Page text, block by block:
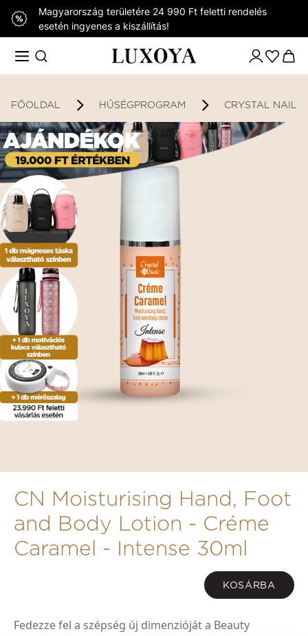
Magyarország területére 24 990 Ft feletti rendelés
esetén ingyenes a kiszállítás!
FŐOLDAL HŰSÉGPROGRAM CRYSTAL NAILS
CN Moisturising Hand, Foot
and Body Lotion - Créme
Caramel - Intense 30ml
KOSÁRBA
Fedezze fel a szépség új dimenzióját a Beauty